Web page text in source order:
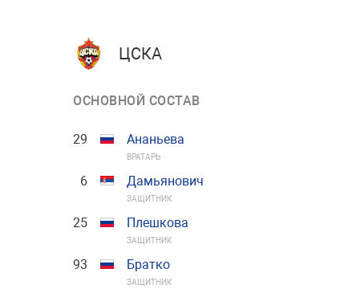
ЦСКА
ОСНОВНОЙ СОСТАВ
29 Ананьева
ВРАТАРЬ
6 Дамьянович
ЗАЩИТНИК
25 Плешкова
ЗАЩИТНИК
93 Братко
ЗАЩИТНИК